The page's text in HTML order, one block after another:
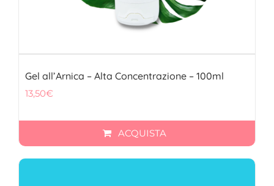
Gel all’Arnica – Alta Concentrazione – 100ml
13,50€
ACQUISTA